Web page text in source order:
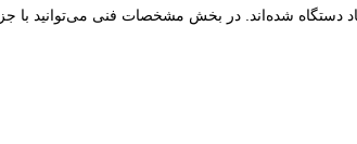
دستگاه شده‌اند. در بخش مشخصات فنی می‌توانید با